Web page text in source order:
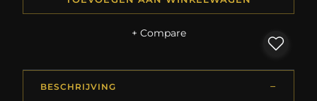
+ Compare
BESCHRIJVING